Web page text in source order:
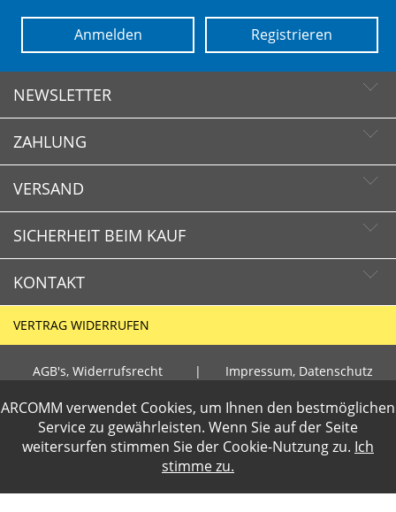
ARCOMM verwendet Cookies, um Ihnen den bestmöglichen
Service zu gewährleisten. Wenn Sie auf der Seite
weitersurfen stimmen Sie der Cookie-Nutzungzu. Ich
stimme zu.
Registrieren
Anmelden
NEWSLETTER
Newsletter abonnieren
Newsletter abbestellen
ZAHLUNG
VERSAND
SICHERHEIT BEIM KAUF
Schnelle Lieferzeiten
Käuferschutz
Sichere Zahlung mit SSL-Verschlüsselung
Datenschutz
PCI DSS geprüft
perfekter Schutz gegen kriminelle Angriffe
Sicheres Bezahlen mit Kreditkarte
KONTAKT
+49 (0)30 351 26 92 80
E-Mail
info@dvd-fachmarkt.de
VERTRAG WIDERRUFEN
AGB's, Widerrufsrecht | Impressum, Datenschutz
Gewerbetreibende loggen sich bitte ein für die Anzeige der
Nettopreise. Preisangaben inkl.19% MwSt und zzgl.Service- und
Versandkosten